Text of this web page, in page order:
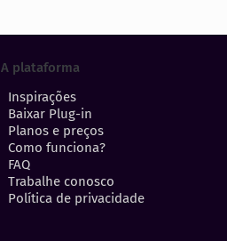
A plataforma
Inspirações
Baixar Plug-in
Planos e preços
Como funciona?
FAQ
Trabalhe conosco
Política de privacidade